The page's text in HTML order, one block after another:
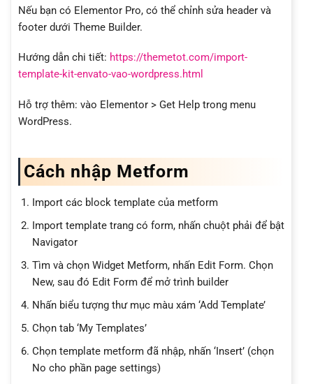
Nếu bạn có Elementor Pro, có thể chỉnh sửa header và
footer dưới Theme Builder.
Hướng dẫn chi tiết: https://themetot.com/import-
template-kit-envato-vao-wordpress.html
Hỗ trợ thêm: vào Elementor > Get Help trong menu
WordPress.
Cách nhập Metform
Import các block template của metform
Import template trang có form, nhấn chuột phải để bật
Navigator
Tìm và chọn Widget Metform, nhấn Edit Form. Chọn
New, sau đó Edit Form để mở trình builder
Nhấn biểu tượng thư mục màu xám ‘Add Template’
Chọn tab ‘My Templates’
Chọn template metform đã nhập, nhấn ‘Insert’ (chọn
No cho phần page settings)